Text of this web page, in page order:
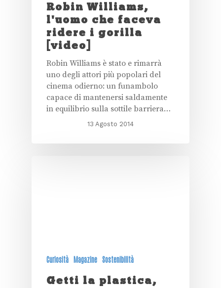
Robin Williams,
l'uomo che faceva
ridere i gorilla
[video]
Robin Williams è stato e rimarrà
uno degli attori più popolari del
cinema odierno: un funambolo
capace di mantenersi saldamente
in equilibrio sulla sottile barriera…
13 Agosto 2014
Curiosità Magazine Sostenibilità
Getti la plastica,